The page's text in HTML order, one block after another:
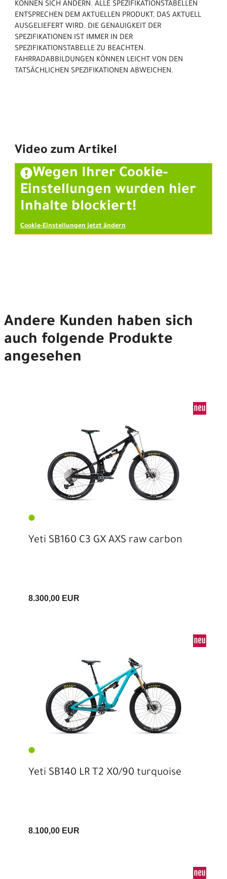
KÖNNEN SICH ÄNDERN. ALLE SPEZIFIKATIONSTABELLEN
ENTSPRECHEN DEM AKTUELLEN PRODUKT, DAS AKTUELL
AUSGELIEFERT WIRD. DIE GENAUIGKEIT DER
SPEZIFIKATIONEN IST IMMER IN DER
SPEZIFIKATIONSTABELLE ZU BEACHTEN.
FAHRRADABBILDUNGEN KÖNNEN LEICHT VON DEN
TATSÄCHLICHEN SPEZIFIKATIONEN ABWEICHEN.
Video zum Artikel
Wegen Ihrer Cookie-
Einstellungen wurden hier
Inhalte blockiert!
Cookie-Einstellungen jetzt ändern
Andere Kunden haben sich
auch folgende Produkte
angesehen
Yeti SB160 C3 GX AXS raw carbon
8.300,00 EUR
Yeti SB140 LR T2 X0/90 turquoise
8.100,00 EUR